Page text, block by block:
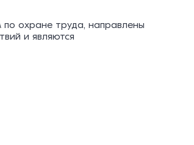
охране труда, направлены
и являются